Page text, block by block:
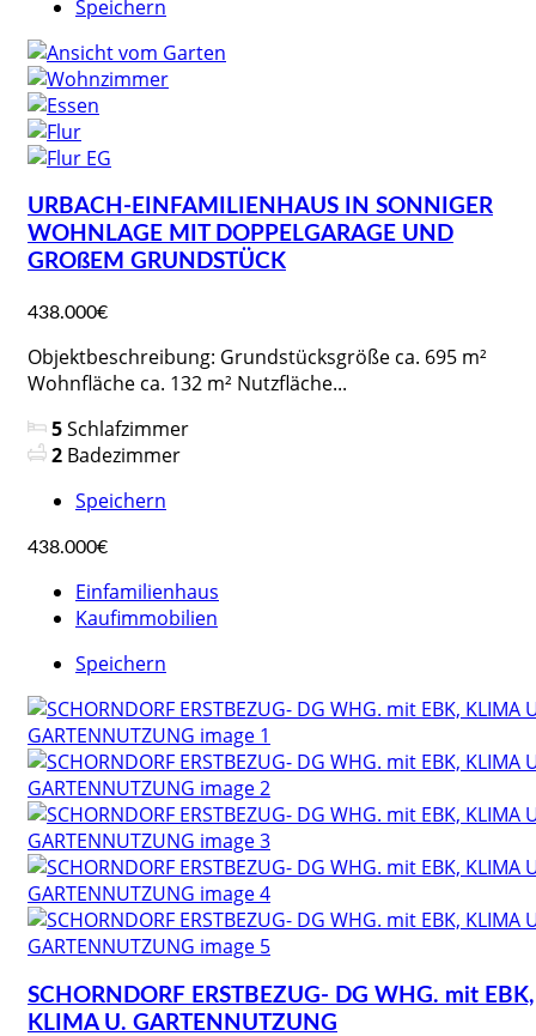
Speichern
URBACH-EINFAMILIENHAUS IN SONNIGER
WOHNLAGE MIT DOPPELGARAGE UND
GROßEM GRUNDSTÜCK
438.000€
Objektbeschreibung: Grundstücksgröße ca. 695 m²
Wohnfläche ca. 132 m² Nutzfläche...
5Schlafzimmer
2 Badezimmer
Speichern
438.000€
Einfamilienhaus
Kaufimmobilien
Speichern
SCHORNDORF ERSTBEZUG- DG WHG. mit EBK,
KLIMA U. GARTENNUTZUNG